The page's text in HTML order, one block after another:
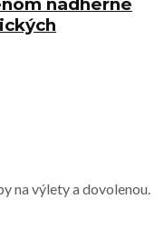
na výlety a dovolenou.